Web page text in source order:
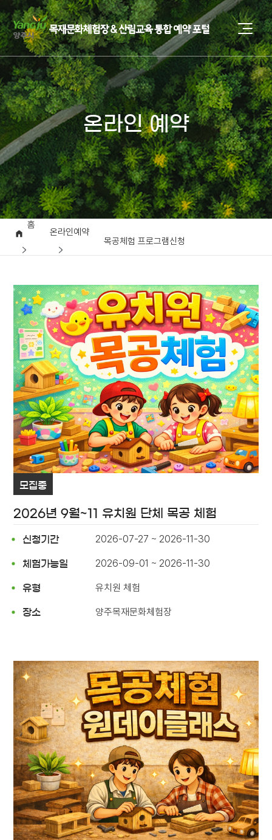
온라인 예약
홈
온라인예약
목공체험 프로그램신청
모집중
2026년 9월~11 유치원 단체 목공 체험
신청기간 2026-07-27 ~ 2026-11-30
체험가능일 2026-09-01 ~ 2026-11-30
유형 유치원 체험
장소 양주목재문화체험장